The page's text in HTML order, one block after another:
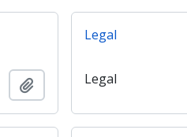
Ajouter au presse-papier
Legal
Legal